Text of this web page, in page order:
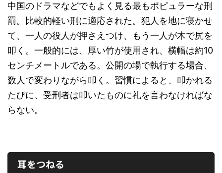
中国のドラマなどでもよく見る最もポピュラーな刑
罰。比較的軽い刑に適応された。犯人を地に寝かせ
て、一人の役人が押さえつけ、もう一人が木で尻を
叩く。一般的には、厚い竹が使用され、横幅は約10
センチメートルである。公開の場で執行する場合、
数人で変わりながら叩く。習慣によると、叩かれる
たびに、受刑者は叩いたものに礼を言わなければな
らない。
耳をつねる